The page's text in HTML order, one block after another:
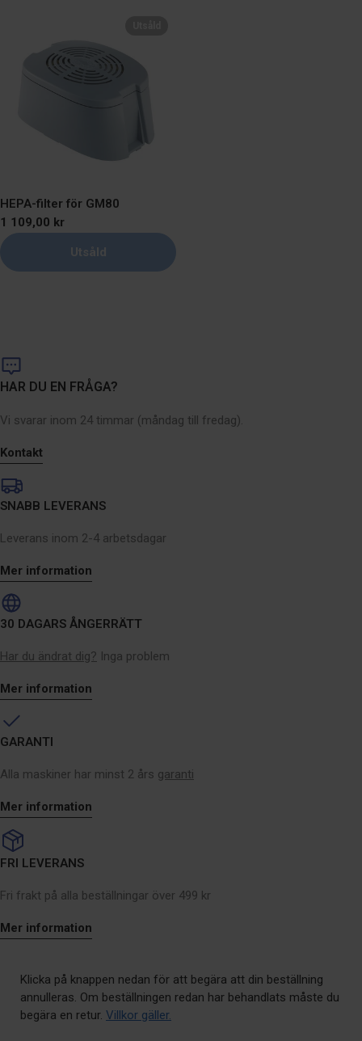
HEPA-filter för GM80
Ordinarie
pris
1 109,00 kr
Utsåld
HAR DU EN FRÅGA?
Vi svarar inom 24 timmar (måndag till fredag).
Kontakt
SNABB LEVERANS
Leverans inom 2-4 arbetsdagar
Mer information
30 DAGARS ÅNGERRÄTT
Har du ändrat dig? Inga problem
Mer information
GARANTI
Alla maskiner har minst 2 års garanti
Mer information
FRI LEVERANS
Fri frakt på alla beställningar över 499 kr
Mer information
Klicka på knappen nedan för att begära att din beställning
annulleras. Om beställningen redan har behandlats måste du
begära en retur. Villkor gäller.